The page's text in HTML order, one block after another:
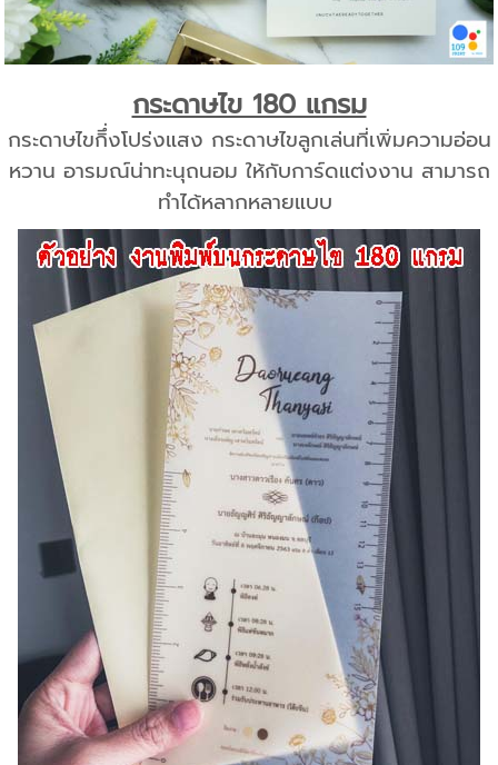
กระดาษไข 180 แกรม
กระดาษไขกิึ่งโปร่งแสง กระดาษไขลูกเล่นที่เพิ่มความอ่อน
หวาน อารมณ์น่าทะนุถนอม ให้กับการ์ดแต่งงาน สามารถ
ทำได้หลากหลายแบบ